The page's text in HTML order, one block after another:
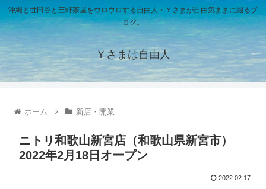
沖縄と世田谷と三軒茶屋をウロウロする自由人・Ｙさまが自由気ままに綴るブ
ログ。
Ｙさまは自由人
ホーム 新店・開業
ニトリ和歌山新宮店（和歌山県新宮市）
2022年2月18日オープン
2022.02.17